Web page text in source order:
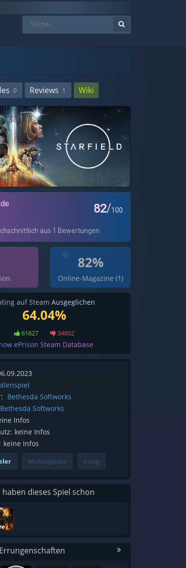
0 Reviews 1 Wiki
82%
Online-Magazine (1)
auf Steam Ausgeglichen
64.04%
61627 34602
ePrison Steam Database
Bethesda Softworks
Bethesda Softworks
Infos
keine Infos
keine Infos
Mehrspieler Koop
dieses Spiel schon